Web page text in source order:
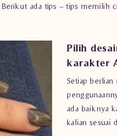
ada tips – tips memilih
Pilih
karakter
Setiap
ada baiknya
kalian sesuai